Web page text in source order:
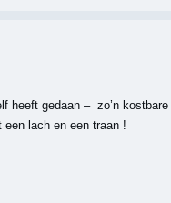
heeft gedaan – zo’n kostbare
een lach en een traan !